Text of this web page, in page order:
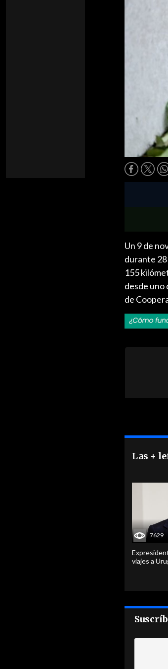
Un 9 de
durante
155
desde uno
de
Las +
7629
viajes a